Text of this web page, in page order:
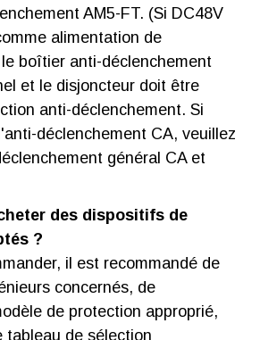
AM5-FT. (Si DC48V
alimentation de
boîtier anti-déclenchement
et le disjoncteur doit être
anti-déclenchement. Si
déclenchement CA, veuillez
général CA et
des dispositifs de
?
il est recommandé de
concernés, de
de protection approprié,
tableau de sélection